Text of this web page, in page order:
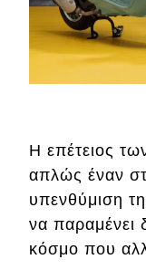
Η επέτειος
απλώς έναν
υπενθύμιση
να παραμένει
κόσμο που